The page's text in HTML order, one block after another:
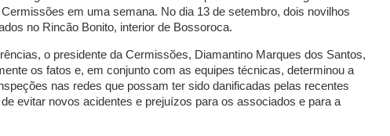
em uma semana. No dia 13 de setembro, dois novilhos
no Rincão Bonito, interior de Bossoroca.
o presidente da Cermissões, Diamantino Marques dos Santos,
os fatos e, em conjunto com as equipes técnicas, determinou a
nas redes que possam ter sido danificadas pelas recentes
evitar novos acidentes e prejuízos para os associados e para a